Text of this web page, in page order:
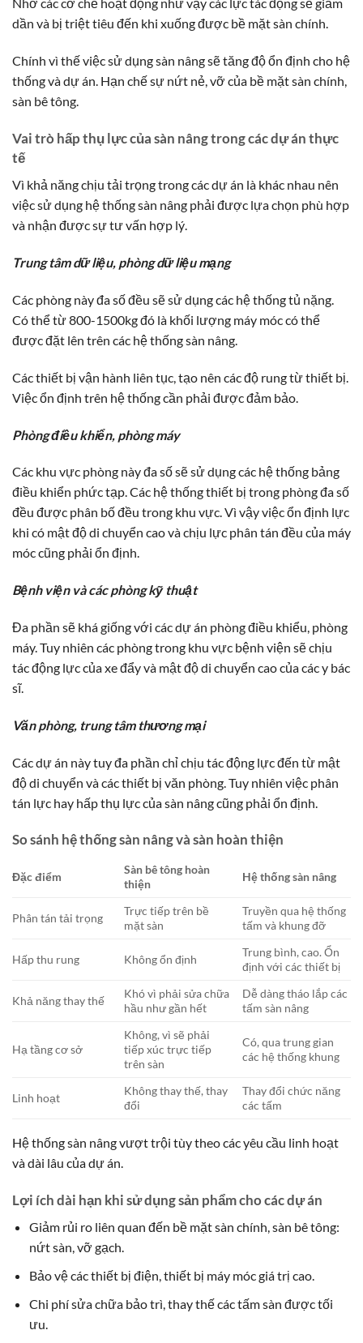
dần và bị triệt tiêu đến khi xuống được bề mặt sàn chính.
Chính vì thế việc sử dụng sàn nâng sẽ tăng độ ổn định cho hệ
thống và dự án. Hạn chế sự nứt nẻ, vỡ của bề mặt sàn chính,
sàn bê tông.
Vai trò hấp thụ lực của sàn nâng trong các dự án thực
tế
Vì khả năng chịu tải trọng trong các dự án là khác nhau nên
việc sử dụng hệ thống sàn nâng phải được lựa chọn phù hợp
và nhận được sự tư vấn hợp lý.
Trung tâm dữ liệu, phòng dữ liệu mạng
Các phòng này đa số đều sẽ sử dụng các hệ thống tủ nặng.
Có thể từ 800-1500kg đó là khối lượng máy móc có thể
được đặt lên trên các hệ thống sàn nâng.
Các thiết bị vận hành liên tục, tạo nên các độ rung từ thiết bị.
Việc ổn định trên hệ thống cần phải được đảm bảo.
Phòng điều khiển, phòng máy
Các khu vực phòng này đa số sẽ sử dụng các hệ thống bảng
điều khiển phức tạp. Các hệ thống thiết bị trong phòng đa số
đều được phân bố đều trong khu vực. Vì vậy việc ổn định lực
khi có mật độ di chuyển cao và chịu lực phân tán đều của máy
móc cũng phải ổn định.
Bệnh viện và các phòng kỹ thuật
Đa phần sẽ khá giống với các dự án phòng điều khiểu, phòng
máy. Tuy nhiên các phòng trong khu vực bệnh viện sẽ chịu
tác động lực của xe đẩy và mật độ di chuyển cao của các y bác
sĩ.
Văn phòng, trung tâm thương mại
Các dự án này tuy đa phần chỉ chịu tác động lực đến từ mật
độ di chuyển và các thiết bị văn phòng. Tuy nhiên việc phân
tán lực hay hấp thụ lực của sàn nâng cũng phải ổn định.
So sánh hệ thống sàn nâng và sàn hoàn thiện
Đặc điểm
Sàn bê tông hoàn
thiện
Hệ thống sàn nâng
Phân tán tải trọng
Trực tiếp trên bề
mặt sàn
Truyền qua hệ thống
tấm và khung đỡ
Hấp thu rung Không ổn định
Trung bình, cao. Ổn
định với các thiết bị
Khả năng thay thế
Khó vì phải sửa chữa
hầu như gần hết
Dễ dàng tháo lắp các
tấm sàn nâng
Hạ tầng cơ sở
Không, vì sẽ phải
tiếp xúc trực tiếp
trên sàn
Có, qua trung gian
các hệ thống khung
Linh hoạt
Không thay thế, thay
đổi
Thay đổi chức năng
các tấm
Hệ thống sàn nâng vượt trội tùy theo các yêu cầu linh hoạt
và dài lâu của dự án.
Lợi ích dài hạn khi sử dụng sản phẩm cho các dự án
Giảm rủi ro liên quan đến bề mặt sàn chính, sàn bê tông:
nứt sàn, vỡ gạch.
Bảo vệ các thiết bị điện, thiết bị máy móc giá trị cao.
Chi phí sửa chữa bảo trì, thay thế các tấm sàn được tối
ưu.